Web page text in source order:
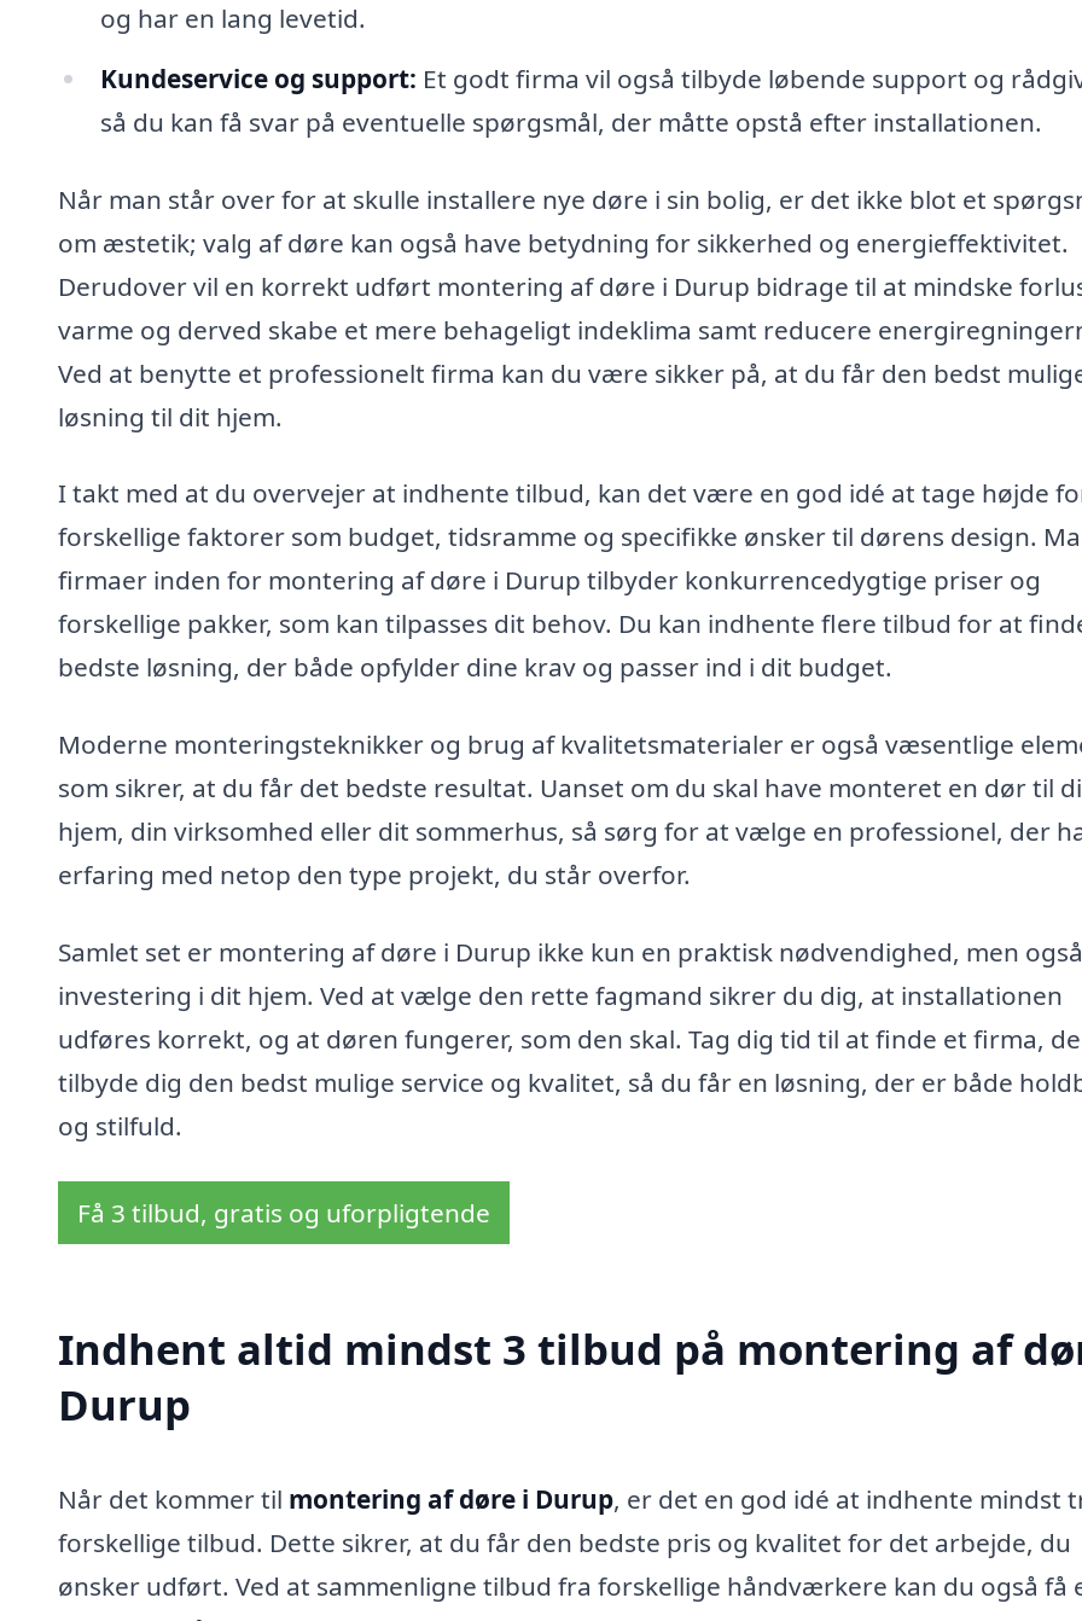
og har en lang levetid.
Kundeservice og support: Et godt firma vil også tilbyde løbende support og
så du kan få svar på eventuelle spørgsmål, der måtte opstå efter installationen.
Når man står over for at skulle installere nye døre i sin bolig, er det ikke blot et
om æstetik; valg af døre kan også have betydning for sikkerhed og energieffektivitet.
Derudover vil en korrekt udført montering af døre i Durup bidrage til at mindske
varme og derved skabe et mere behageligt indeklima samt reducere
Ved at benytte et professionelt firma kan du være sikker på, at du får den bedst
løsning til dit hjem.
I takt med at du overvejer at indhente tilbud, kan det være en god idé at tage højde
forskellige faktorer som budget, tidsramme og specifikke ønsker til dørens design.
firmaer inden for montering af døre i Durup tilbyder konkurrencedygtige priser og
forskellige pakker, som kan tilpasses dit behov. Du kan indhente flere tilbud for at
bedste løsning, der både opfylder dine krav og passer ind i dit budget.
Moderne monteringsteknikker og brug af kvalitetsmaterialer er også væsentlige
som sikrer, at du får det bedste resultat. Uanset om du skal have monteret en dør til
hjem, din virksomhed eller dit sommerhus, så sørg for at vælge en professionel, der
erfaring med netop den type projekt, du står overfor.
Samlet set er montering af døre i Durup ikke kun en praktisk nødvendighed, men
investering i dit hjem. Ved at vælge den rette fagmand sikrer du dig, at installationen
udføres korrekt, og at døren fungerer, som den skal. Tag dig tid til at finde et firma,
tilbyde dig den bedst mulige service og kvalitet, så du får en løsning, der er både
og stilfuld.
Få 3 tilbud, gratis og uforpligtende
Indhent altid mindst 3 tilbud på montering af
Durup
Når det kommer til montering af døre i Durup, er det en god idé at indhente mindst
forskellige tilbud. Dette sikrer, at du får den bedste pris og kvalitet for det arbejde, du
ønsker udført. Ved at sammenligne tilbud fra forskellige håndværkere kan du også få